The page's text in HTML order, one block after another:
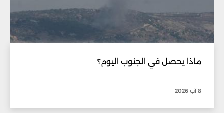
ماذا يحصل في الجنوب اليوم؟
8 آب 2026